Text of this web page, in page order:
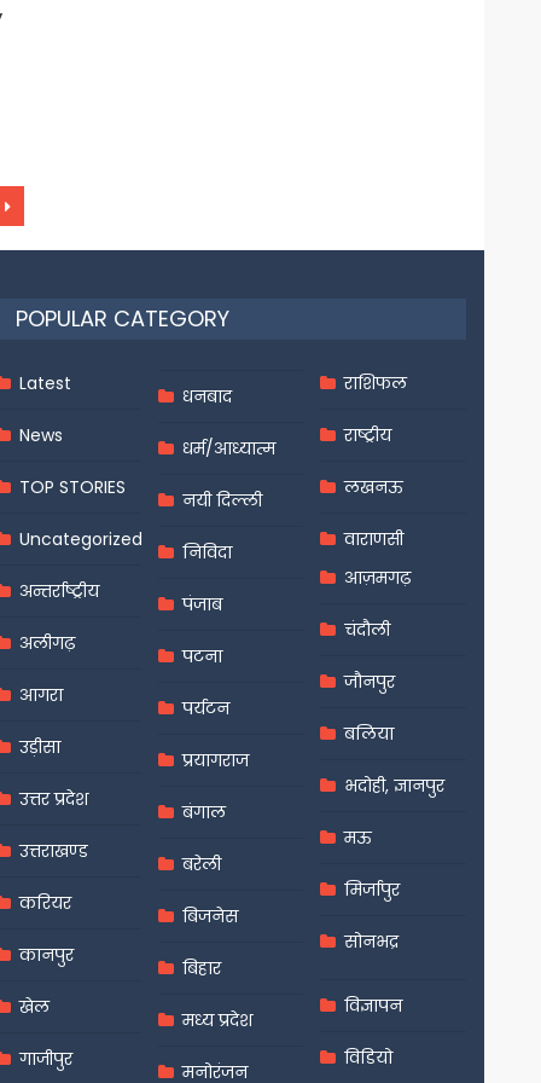
POPULAR CATEGORY
Latest
News
TOP STORIES
Uncategorized
अन्तर्राष्ट्रीय
अलीगढ़
आगरा
उड़ीसा
उत्तर प्रदेश
उत्तराखण्ड
करियर
कानपुर
खेल
गाजीपुर
धनबाद
धर्म/आध्यात्म
नयी दिल्ली
निविदा
पंजाब
पटना
पर्यटन
प्रयागराज
बंगाल
बरेली
बिजनेस
बिहार
मध्य प्रदेश
मनोरंजन
राशिफल
राष्ट्रीय
लखनऊ
वाराणसी
आज़मगढ़
चंदौली
जौनपुर
बलिया
भदोही, ज्ञानपुर
मऊ
मिर्जापुर
सोनभद्र
विज्ञापन
विडियो